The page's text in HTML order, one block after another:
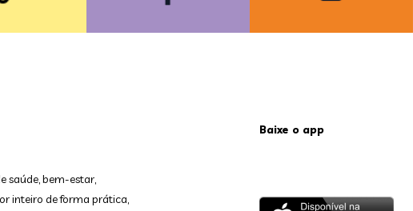
saúde, bem-estar,
inteiro de forma prática,
Baixe o app